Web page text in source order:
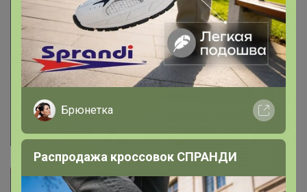
Брюнетка
Распродажа кроссовок СПРАНДИ